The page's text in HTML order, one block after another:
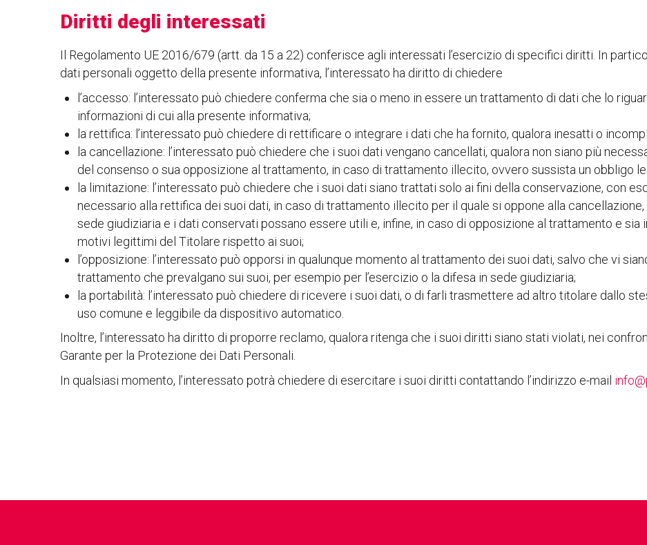
Diritti degli interessati
Il Regolamento UE 2016/679 (artt. da 15 a 22) conferisce agli interessati l’esercizio di specifici diritti. In
dati personali oggetto della presente informativa, l’interessato ha diritto di chiedere
l’accesso: l’interessato può chiedere conferma che sia o meno in essere un trattamento di dati che lo
informazioni di cui alla presente informativa;
la rettifica: l’interessato può chiedere di rettificare o integrare i dati che ha fornito, qualora inesatti o
la cancellazione: l’interessato può chiedere che i suoi dati vengano cancellati, qualora non siano più
del consenso o sua opposizione al trattamento, in caso di trattamento illecito, ovvero sussista un obbligo
la limitazione: l’interessato può chiedere che i suoi dati siano trattati solo ai fini della conservazione, con
necessario alla rettifica dei suoi dati, in caso di trattamento illecito per il quale si oppone alla
sede giudiziaria e i dati conservati possano essere utili e, infine, in caso di opposizione al trattamento e sia
motivi legittimi del Titolare rispetto ai suoi;
l’opposizione: l’interessato può opporsi in qualunque momento al trattamento dei suoi dati, salvo che vi
trattamento che prevalgano sui suoi, per esempio per l’esercizio o la difesa in sede giudiziaria;
la portabilità: l’interessato può chiedere di ricevere i suoi dati, o di farli trasmettere ad altro titolare dallo
uso comune e leggibile da dispositivo automatico.
Inoltre, l’interessato ha diritto di proporre reclamo, qualora ritenga che i suoi diritti siano stati violati, nei
Garante per la Protezione dei Dati Personali.
In qualsiasi momento, l’interessato potrà chiedere di esercitare i suoi diritti contattando l’indirizzo e-mail